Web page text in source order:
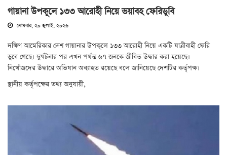
গায়ানা উপকূলে ১৩৩ আরোহী নিয়ে ভয়াবহ ফেরিডুবি
সোমবার, ২০ জুলাই, ২০২৬
দক্ষিণ আমেরিকার দেশ গায়ানার উপকূলে ১৩৩ আরোহী নিয়ে একটি যাত্রীবাহী ফেরি
ডুবে গেছে। দুর্ঘটনার পর এখন পর্যন্ত ৬৭ জনকে জীবিত উদ্ধার করা হয়েছে।
নিখোঁজদের উদ্ধারে অভিযান অব্যাহত রয়েছে বলে জানিয়েছে দেশটির কর্তৃপক্ষ।
স্থানীয় কর্তৃপক্ষের তথ্য অনুযায়ী,